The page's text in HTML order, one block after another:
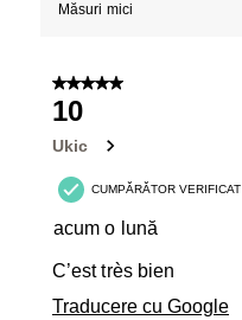
Măsuri mici
5 din 5 stele.
10
Ukic
CUMPĂRĂTOR VERIFICAT
acum o lună
C’est très bien
Traducere cu Google